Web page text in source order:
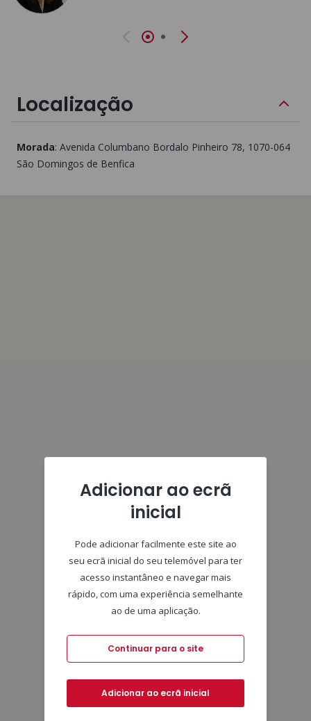
Anterior Seguinte
Localização
Morada: Avenida Columbano Bordalo Pinheiro 78, 1070-064
São Domingos de Benfica
Adicionar ao ecrã
inicial
Pode adicionar facilmente este site ao
seu ecrã inicial do seu telemóvel para ter
acesso instantâneo e navegar mais
rápido, com uma experiência semelhante
ao de uma aplicação.
Continuar para o site
Adicionar ao ecrã inicial